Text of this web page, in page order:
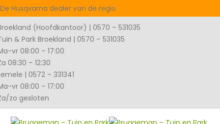
De Husqvarna dealer van de regio
(Hoofdkantoor) | 0570 – 531035
& Park Broekland | 0570 – 531035
vr 08:00 – 17:00
08:30 – 12:30
| 0572 – 331341
vr 08:00 – 17:00
zo gesloten